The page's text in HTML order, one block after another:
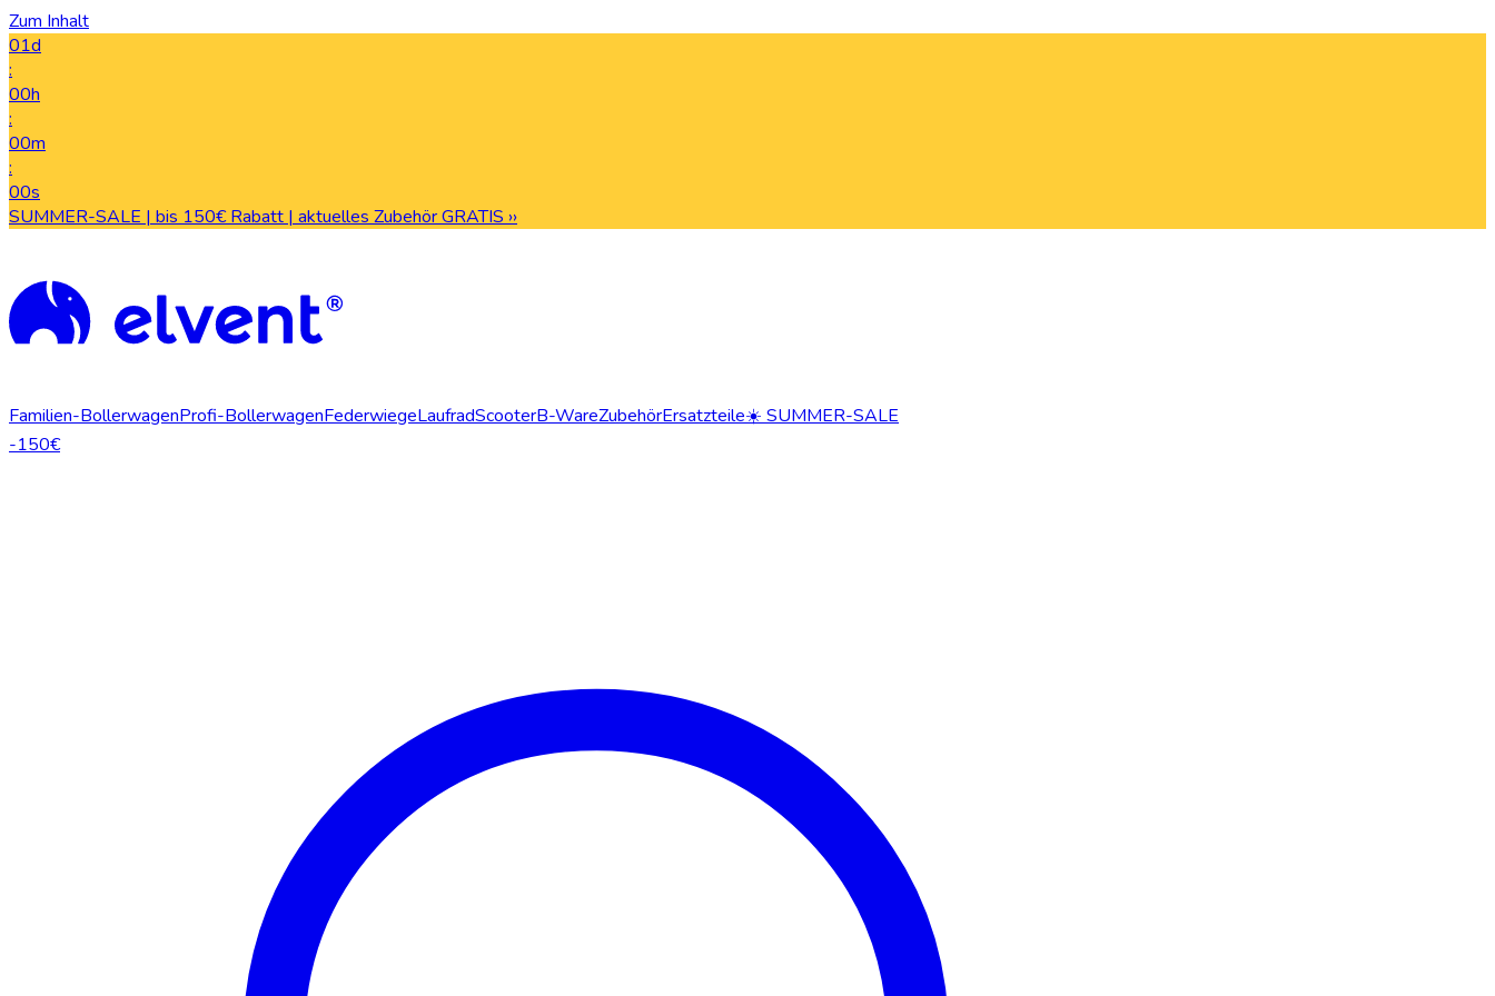
Zum Inhalt
01d
:
00h
:
00m
:
00s
SUMMER-SALE | bis 150€ Rabatt | aktuelles Zubehör GRATIS ››
Familien-BollerwagenProfi-BollerwagenFederwiegeLaufradScooterB-WareZubehörErsatzteile☀️ SUMMER-SALE
-150€